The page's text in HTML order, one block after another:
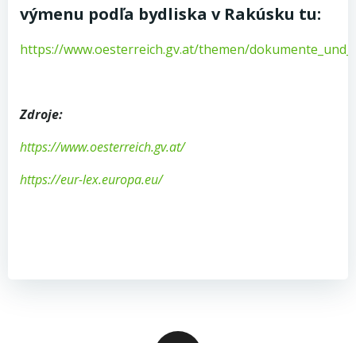
výmenu podľa bydliska v Rakúsku tu:
https://www.oesterreich.gv.at/themen/
Zdroje:
https://www.oesterreich.gv.at/
https://eur-lex.europa.eu/